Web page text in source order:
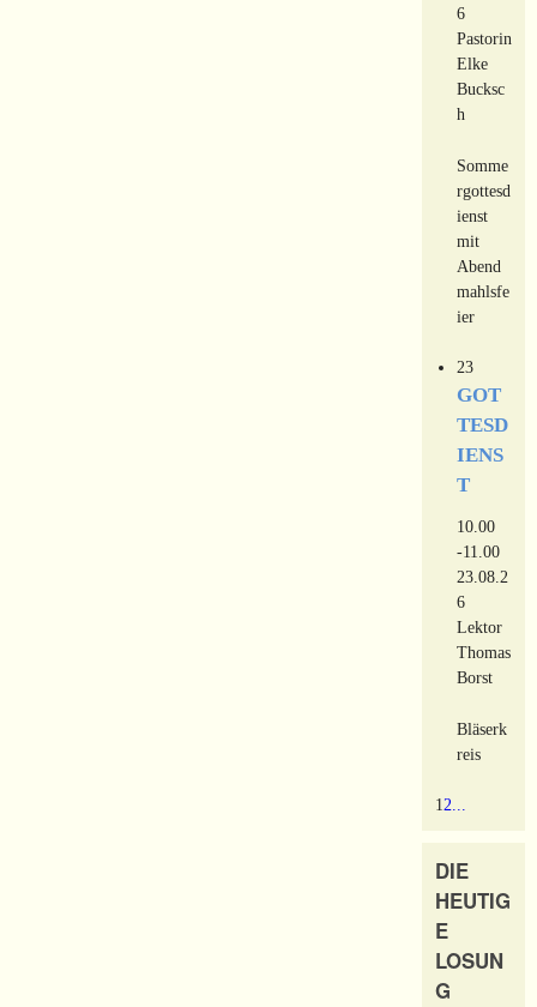
6
Pastorin
Elke
Bucksc
h
Somme
rgottesd
ienst
mit
Abend
mahlsfe
ier
23
GOT
TESD
IENS
T
10.00
-11.00
23.08.2
6
Lektor
Thomas
Borst
Bläserk
reis
12...
DIE
HEUTIG
E
LOSUN
G